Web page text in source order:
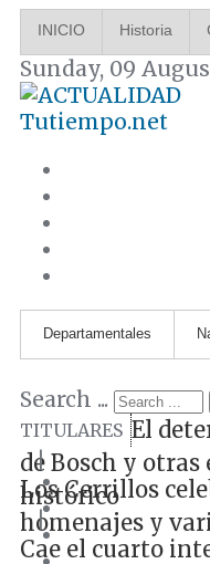
INICIO Historia
Sunday, 09
Tutiempo.net
Departamentales
Search ...
TITULARES El
de Bosch y
histórico
|
Los Cerrillos
homenajes y
|
Cae el cuarto